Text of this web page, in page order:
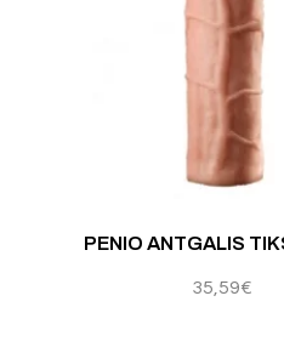
PENIO ANTGALIS
35,59€